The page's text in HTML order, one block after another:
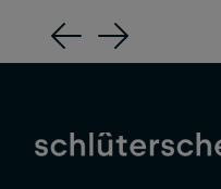
Previous
Next